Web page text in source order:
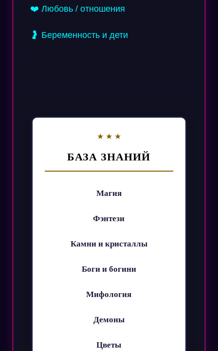
❤️ Любовь / отношения
🤰 Беременность и дети
БАЗА ЗНАНИЙ
Магия
Фэнтези
Камни и кристаллы
Боги и богини
Мифология
Демоны
Цветы